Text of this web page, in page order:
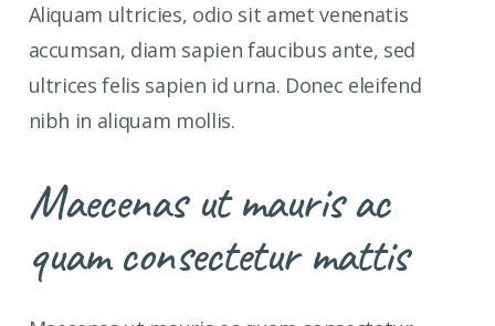
Aliquam ultricies, odio sit amet venenatis
accumsan, diam sapien faucibus ante, sed
ultrices felis sapien id urna. Donec eleifend
nibh in aliquam mollis.
Maecenas ut mauris ac
quam consectetur mattis